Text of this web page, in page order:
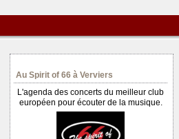
Au Spirit of 66 à Verviers
L'agenda des concerts du meilleur club
européen pour écouter de la musique.